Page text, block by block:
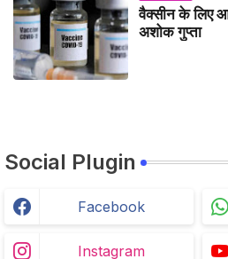
वैक्सीन के लिए
अशोक गुप्ता
Social Plugin
Facebook
Instagram